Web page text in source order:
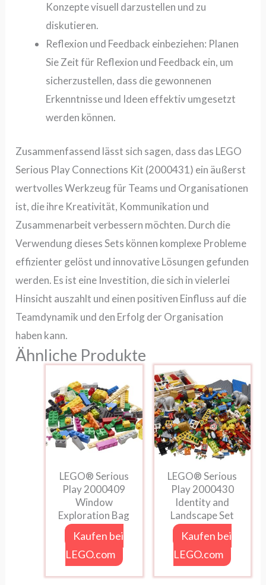
Konzepte visuell darzustellen und zu
diskutieren.
Reflexion und Feedback einbeziehen: Planen
Sie Zeit für Reflexion und Feedback ein, um
sicherzustellen, dass die gewonnenen
Erkenntnisse und Ideen effektiv umgesetzt
werden können.
Zusammenfassend lässt sich sagen, dass das LEGO
Serious Play Connections Kit (2000431) ein äußerst
wertvolles Werkzeug für Teams und Organisationen
ist, die ihre Kreativität, Kommunikation und
Zusammenarbeit verbessern möchten. Durch die
Verwendung dieses Sets können komplexe Probleme
effizienter gelöst und innovative Lösungen gefunden
werden. Es ist eine Investition, die sich in vielerlei
Hinsicht auszahlt und einen positiven Einfluss auf die
Teamdynamik und den Erfolg der Organisation
haben kann.
Ähnliche Produkte
LEGO® Serious
Play 2000409
Window
Exploration Bag
Kaufen bei
LEGO.com
LEGO® Serious
Play 2000430
Identity and
Landscape Set
Kaufen bei
LEGO.com